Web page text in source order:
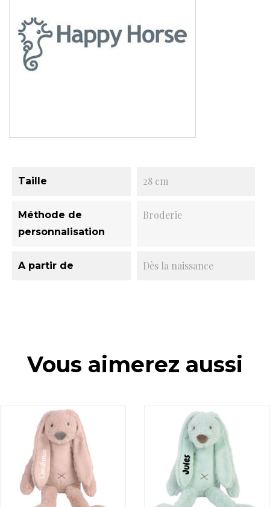
Taille 28 cm
Méthode de
personnalisation
Broderie
A partir de Dès la naissance
Vous aimerez aussi